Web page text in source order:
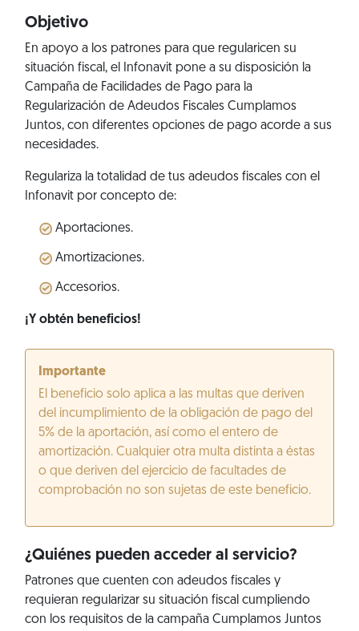
Objetivo
En apoyo a los patrones para que regularicen su
situación fiscal, el Infonavit pone a su disposición la
Campaña de Facilidades de Pago para la
Regularización de Adeudos Fiscales Cumplamos
Juntos, con diferentes opciones de pago acorde a sus
necesidades.
Regulariza la totalidad de tus adeudos fiscales con el
Infonavit por concepto de:
Aportaciones.
Amortizaciones.
Accesorios.
¡Y obtén beneficios!
Importante
El beneficio solo aplica a las multas que deriven
del incumplimiento de la obligación de pago del
5% de la aportación, así como el entero de
amortización. Cualquier otra multa distinta a éstas
o que deriven del ejercicio de facultades de
comprobación no son sujetas de este beneficio.
¿Quiénes pueden acceder al servicio?
Patrones que cuenten con adeudos fiscales y
requieran regularizar su situación fiscal cumpliendo
con los requisitos de la campaña Cumplamos Juntos